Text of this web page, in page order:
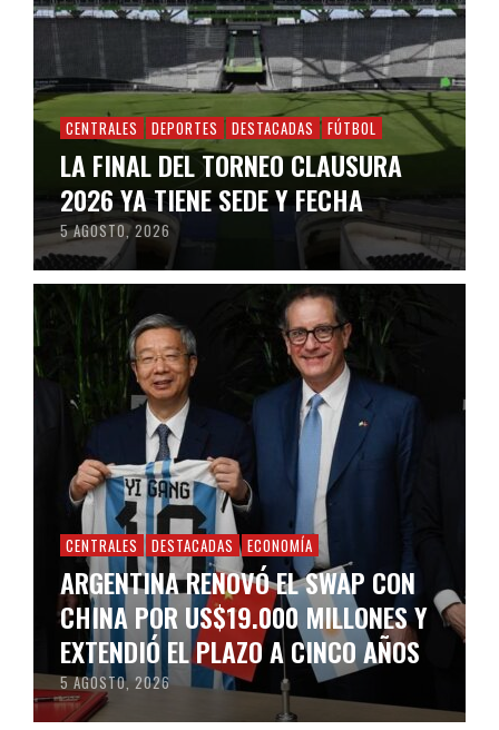
CENTRALES DEPORTES DESTACADAS FÚTBOL
LA FINAL DEL TORNEO CLAUSURA
2026 YA TIENE SEDE Y FECHA
5 AGOSTO, 2026
CENTRALES DESTACADAS ECONOMÍA
ARGENTINA RENOVÓ EL SWAP CON
CHINA POR US$19.000 MILLONES Y
EXTENDIÓ EL PLAZO A CINCO AÑOS
5 AGOSTO, 2026